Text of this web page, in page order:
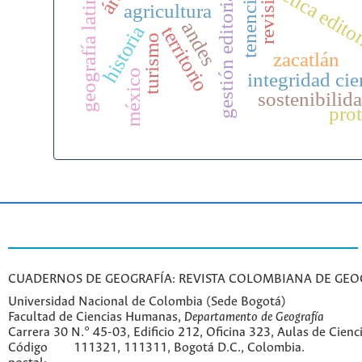
ética
integridad
agricultura
territorio
turismo zacatlán
historia
méxico
andes
CUADERNOS DE GEOGRAFÍA: REVISTA COLOMBIANA DE
Universidad Nacional de Colombia (Sede Bogotá)
Facultad de Ciencias Humanas, Departamento de Geografía
Carrera 30 N.° 45-03, Edificio 212, Oficina 323, Aulas de
Código
111321, 111311, Bogotá D.C., Colombia.